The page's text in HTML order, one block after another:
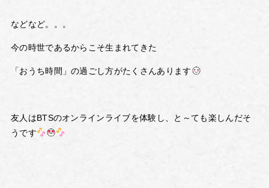
などなど。。。
今の時世であるからこそ生まれてきた
「おうち時間」の過ごし方がたくさんあります
友人はBTSのオンラインライブを体験し、と～ても楽しんだそ
うです